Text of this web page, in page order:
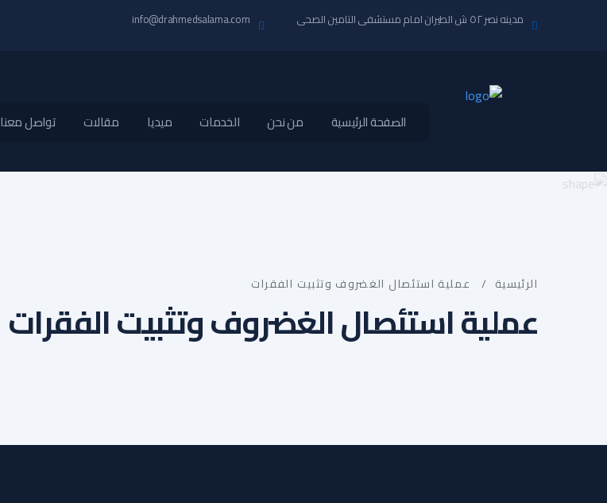
مدينه نصر ٥٢ ش الطيران امام مستشفى التامين الصحى info@drahmedsalama.com
الصفحة الرئيسية من نحن الخدمات ميديا مقالات تواصل معنا
الرئيسية / عملية استئصال الغضروف وتثبيت الفقرات
عملية استئصال الغضروف وتثبيت الفقرات